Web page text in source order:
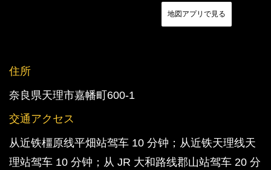
地図アプリで見る
住所
奈良県天理市嘉幡町600-1
交通アクセス
从近铁橿原线平畑站驾车 10 分钟；从近铁天理线天
理站驾车 10 分钟；从 JR 大和路线郡山站驾车 20 分
この店舗情報をシェアする